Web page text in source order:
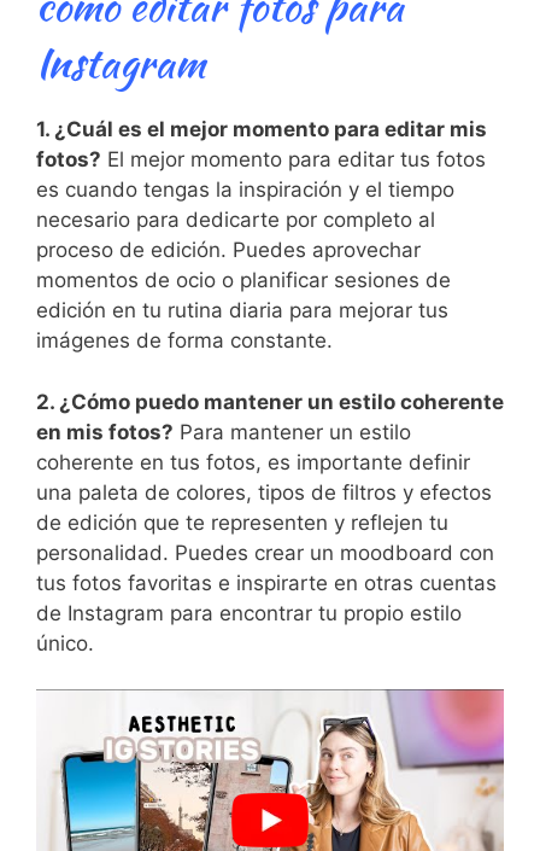
Instagram
1. ¿Cuál es el mejor momento para editar mis
fotos? ⁣El mejor‍ momento para editar tus fotos
es ​cuando tengas la inspiración y el tiempo
necesario ⁤para dedicarte por⁤ completo al
⁢proceso de edición. Puedes aprovechar
momentos de​ ocio ‍o planificar sesiones de‌
edición en tu rutina diaria para mejorar⁢ tus
imágenes de forma‌ constante.
2. ¿Cómo‍ puedo mantener un estilo coherente⁢
en mis fotos? Para mantener un estilo
⁤coherente en tus fotos, es importante ⁢definir
una paleta de colores, tipos de filtros y ‍efectos
⁤de edición‌ que⁢ te ‌representen y reflejen tu
personalidad. Puedes crear ⁣un moodboard con
‌tus fotos favoritas e inspirarte en otras cuentas
de Instagram​ para encontrar tu propio estilo
único.